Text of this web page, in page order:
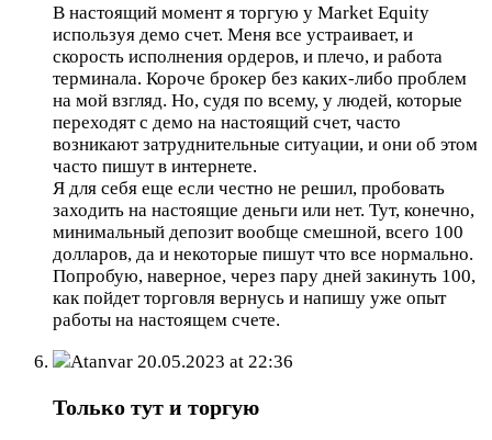
В настоящий момент я торгую у Market Equity
используя демо счет. Меня все устраивает, и
скорость исполнения ордеров, и плечо, и работа
терминала. Короче брокер без каких-либо проблем
на мой взгляд. Но, судя по всему, у людей, которые
переходят с демо на настоящий счет, часто
возникают затруднительные ситуации, и они об этом
часто пишут в интернете.
Я для себя еще если честно не решил, пробовать
заходить на настоящие деньги или нет. Тут, конечно,
минимальный депозит вообще смешной, всего 100
долларов, да и некоторые пишут что все нормально.
Попробую, наверное, через пару дней закинуть 100,
как пойдет торговля вернусь и напишу уже опыт
работы на настоящем счете.
Atanvar 20.05.2023 at 22:36
Только тут и торгую